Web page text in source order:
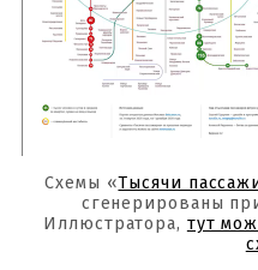
Схемы «Тысячи
сгенерированы
Иллюстратора, тут